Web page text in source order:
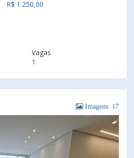
R$ 1.250,00
Vagas
1
Imagens: 17